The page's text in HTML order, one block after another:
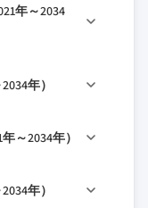
レンド
の進歩
尿路鏡の高コスト
大
ス
年～2034
年）
～2034年）
年）